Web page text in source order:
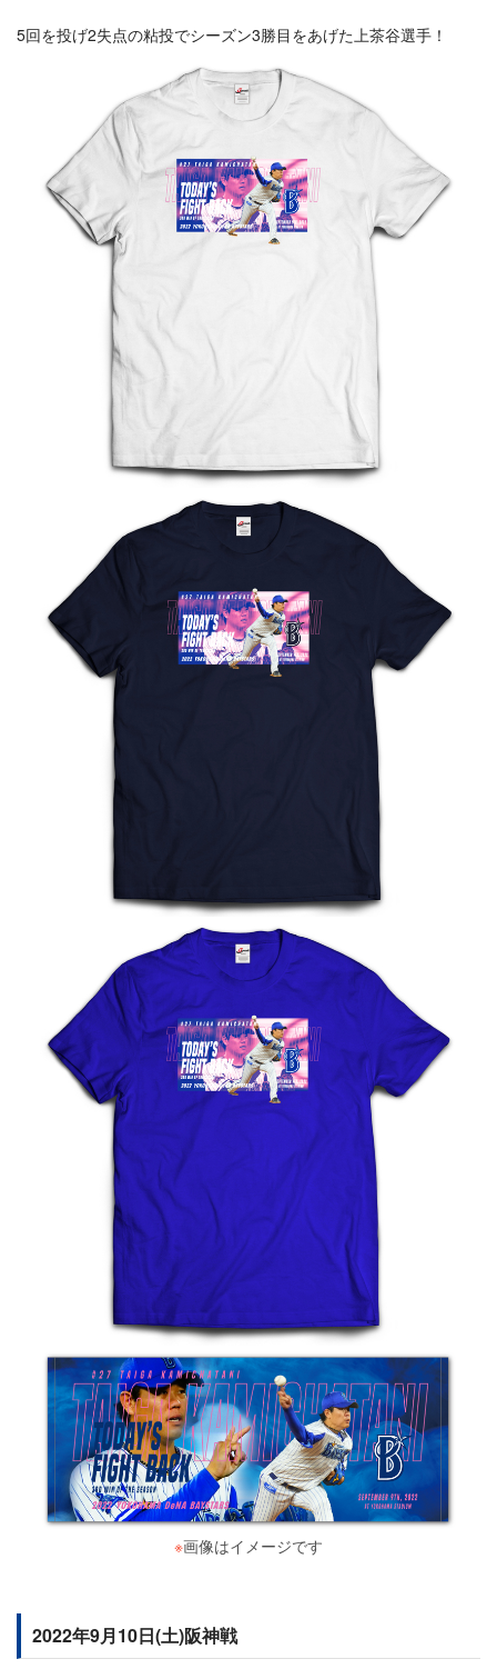
5回を投げ2失点の粘投でシーズン3勝目をあげた上茶谷選手！
※画像はイメージです
2022年9月10日(土)阪神戦